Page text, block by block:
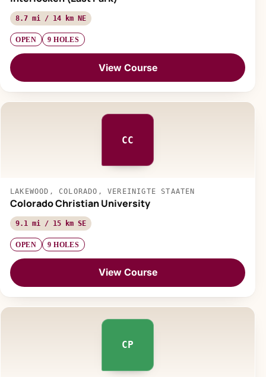
8.7 mi / 14 km NE
OPEN 9 HOLES
View Course
CC
LAKEWOOD, COLORADO, VEREINIGTE STAATEN
Colorado Christian University
9.1 mi / 15 km SE
OPEN 9 HOLES
View Course
CP